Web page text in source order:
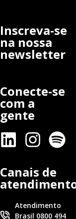
Inscreva-se
na nossa
newsletter
Conecte-se
com a
gente
Canais de
Atendimento
Brasil 0800 494